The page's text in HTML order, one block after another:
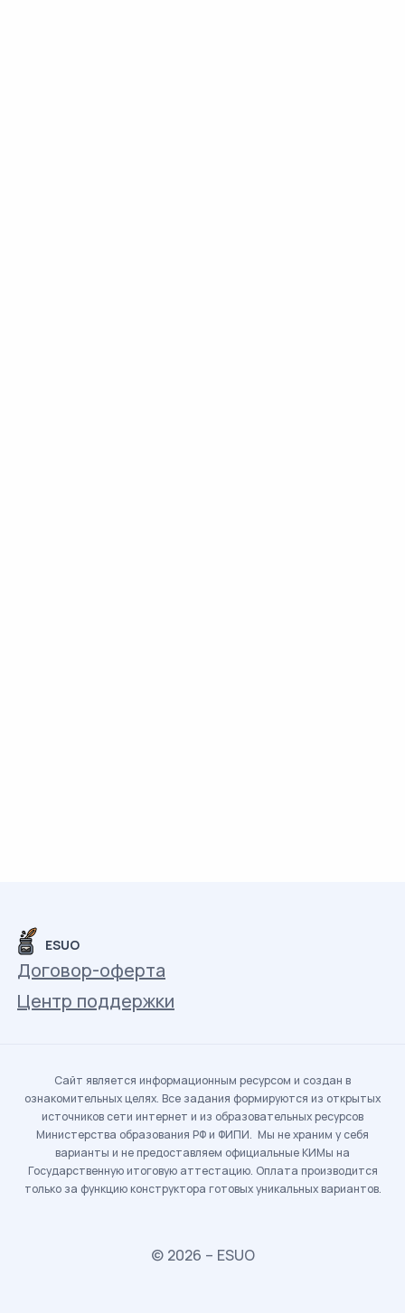
ESUO
Договор-оферта
Центр поддержки
Сайт является информационным ресурсом и создан в
ознакомительных целях. Все задания формируются из открытых
источников сети интернет и из образовательных ресурсов
Министерства образования РФ и ФИПИ. Мы не храним у себя
варианты и не предоставляем официальные КИМы на
Государственную итоговую аттестацию. Оплата производится
только за функцию конструктора готовых уникальных вариантов.
© 2026 – ESUO